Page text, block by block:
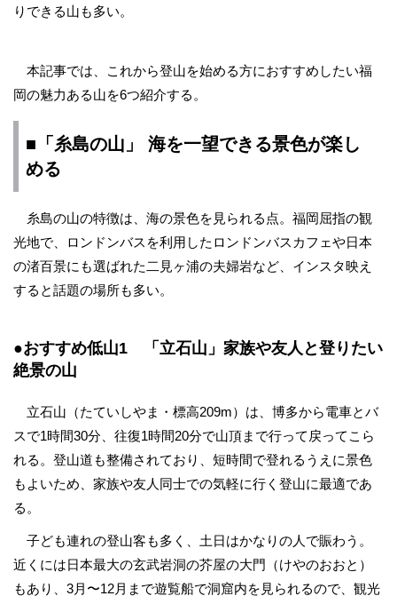
りできる山も多い。
本記事では、これから登山を始める方におすすめしたい福
岡の魅力ある山を6つ紹介する。
■「糸島の山」 海を一望できる景色が楽し
める
糸島の山の特徴は、海の景色を見られる点。福岡屈指の観
光地で、ロンドンバスを利用したロンドンバスカフェや日本
の渚百景にも選ばれた二見ヶ浦の夫婦岩など、インスタ映え
すると話題の場所も多い。
●おすすめ低山1 「立石山」家族や友人と登りたい
絶景の山
立石山（たていしやま・標高209m）は、博多から電車とバ
スで1時間30分、往復1時間20分で山頂まで行って戻ってこら
れる。登山道も整備されており、短時間で登れるうえに景色
もよいため、家族や友人同士での気軽に行く登山に最適であ
る。
子ども連れの登山客も多く、土日はかなりの人で賑わう。
近くには日本最大の玄武岩洞の芥屋の大門（けやのおおと）
もあり、3月〜12月まで遊覧船で洞窟内を見られるので、観光